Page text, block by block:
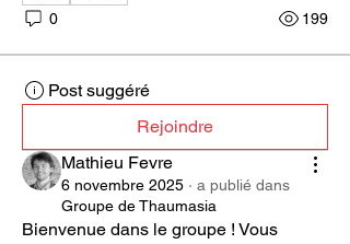
0 199
Post suggéré
Rejoindre
Mathieu Fevre
6 novembre 2025 · a publié dans
Groupe de Thaumasia
Bienvenue dans le groupe ! Vous